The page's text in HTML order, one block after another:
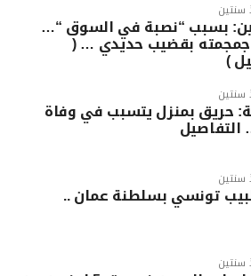
سنتين
بسبب “نصبة في السوق “…
بقضيب حديدي … (
)
سنتين
حريق بمنزل يتسبب في وفاة
سنتين
تونسي بسلطنة عمان ..
سنتين